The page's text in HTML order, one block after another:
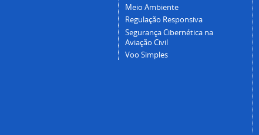
Meio Ambiente
Regulação Responsiva
Segurança Cibernética na
Aviação Civil
Voo Simples